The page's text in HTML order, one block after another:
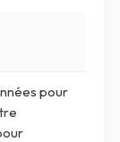
pour